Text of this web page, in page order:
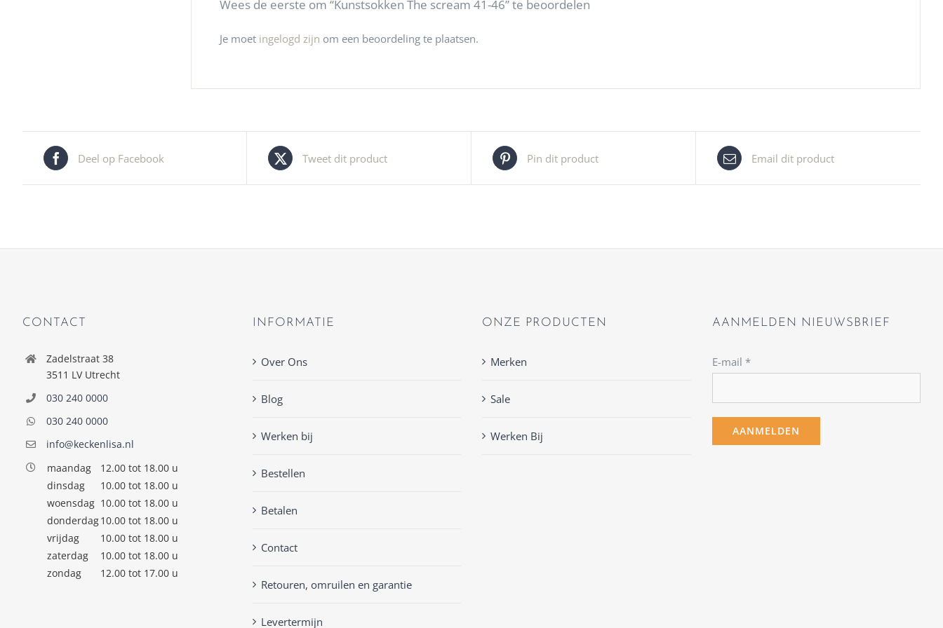
Wees de eerste om “Kunstsokken The scream 41-46” te beoordelen
Je moet ingelogd zijn om een beoordeling te plaatsen.
Deel op Facebook Tweet dit product Pin dit product Email dit product
CONTACT
Zadelstraat 38
3511 LV Utrecht
030 240 0000
030 240 0000
info@keckenlisa.nl
maandag
12.00 tot 18.00 u
dinsdag
10.00 tot 18.00 u
woensdag 10.00 tot 18.00 u
donderdag10.00 tot 18.00 u
vrijdag
10.00 tot 18.00 u
zaterdag
10.00 tot 18.00 u
zondag
12.00 tot 17.00 u
INFORMATIE
Over Ons
Blog
Werken bij
Bestellen
Betalen
Contact
Retouren, omruilen en garantie
Levertermijn
ONZE PRODUCTEN
Merken
Sale
Werken Bij
AANMELDEN NIEUWSBRIEF
E-mail *